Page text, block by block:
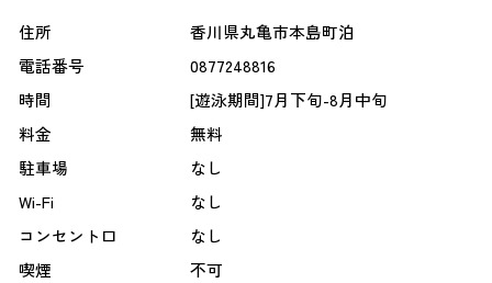
住所
香川県丸亀市本島町泊
電話番号
0877248816
時間
[遊泳期間]7月下旬-8月中旬
料金
無料
駐車場
なし
Wi-Fi
なし
コンセント口
なし
喫煙
不可